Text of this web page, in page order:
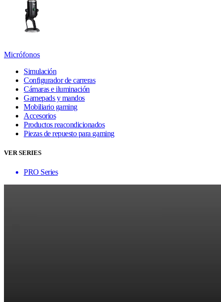
Micrófonos
Simulación
Configurador de carreras
Cámaras e iluminación
Gamepads y mandos
Mobiliario gaming
Accesorios
Productos reacondicionados
Piezas de repuesto para gaming
VER SERIES
PRO Series